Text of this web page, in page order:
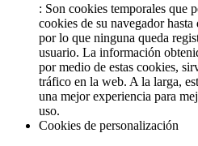
: Son cookies temporales que
cookies de su navegador
por lo que ninguna queda
usuario. La información
por medio de estas cookies,
tráfico en la web. A la larga,
una mejor experiencia para
uso.
Cookies de personalización